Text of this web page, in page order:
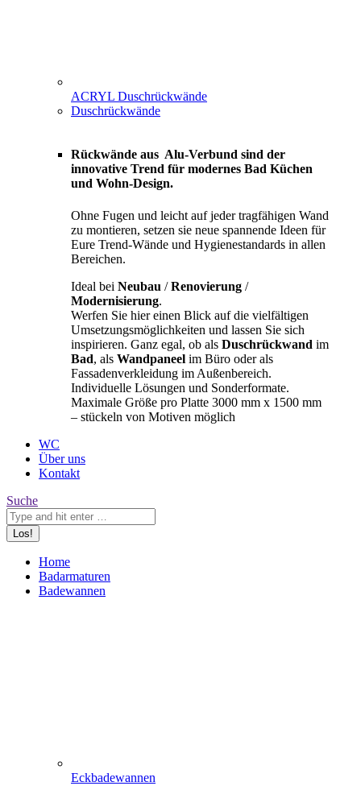
ACRYL Duschrückwände
Duschrückwände
Rückwände aus Alu-Verbund sind der
innovative Trend für modernes Bad Küchen
und Wohn-Design.
Ohne Fugen und leicht auf jeder tragfähigen Wand
zu montieren, setzen sie neue spannende Ideen für
Eure Trend-Wände und Hygienestandards in allen
Bereichen.
Ideal bei Neubau /Renovierung /
Modernisierung.
Werfen Sie hier einen Blick auf die vielfältigen
Umsetzungsmöglichkeiten und lassen Sie sich
inspirieren. Ganz egal, ob als Duschrückwand im
Bad, als Wandpaneel im Büro oder als
Fassadenverkleidung im Außenbereich.
Individuelle Lösungen und Sonderformate.
Maximale Größe pro Platte 3000 mm x 1500 mm
– stückeln von Motiven möglich
WC
Über uns
Kontakt
Search:
Suche
Home
Badarmaturen
Badewannen
Eckbadewannen